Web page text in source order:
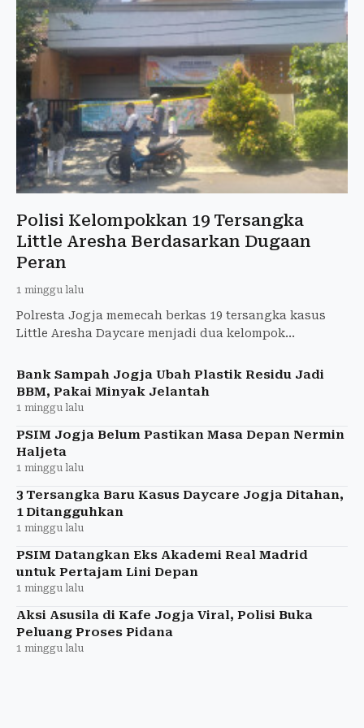
Polisi Kelompokkan 19 Tersangka
Little Aresha Berdasarkan Dugaan
Peran
1 minggu lalu
Polresta Jogja memecah berkas 19 tersangka kasus
Little Aresha Daycare menjadi dua kelompok
mencapai 157 anak.
Bank Sampah Jogja Ubah Plastik Residu Jadi
BBM, Pakai Minyak Jelantah
1 minggu lalu
PSIM Jogja Belum Pastikan Masa Depan Nermin
Haljeta
1 minggu lalu
3 Tersangka Baru Kasus Daycare Jogja Ditahan,
1 Ditangguhkan
1 minggu lalu
PSIM Datangkan Eks Akademi Real Madrid
untuk Pertajam Lini Depan
1 minggu lalu
Aksi Asusila di Kafe Jogja Viral, Polisi Buka
Peluang Proses Pidana
1 minggu lalu